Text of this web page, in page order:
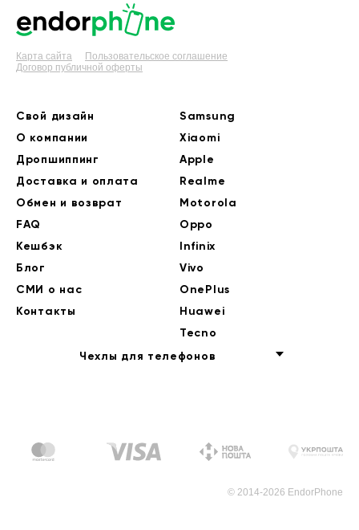
Карта сайта
Пользовательское соглашение
Договор публичной оферты
Свой дизайн
О компании
Дропшиппинг
Доставка и оплата
Обмен и возврат
FAQ
Кешбэк
Блог
СМИ о нас
Контакты
Samsung
Xiaomi
Apple
Realme
Motorola
Oppo
Infinix
Vivo
OnePlus
Huawei
Tecno
Чехлы для телефонов
© 2014-2026 EndorPhone